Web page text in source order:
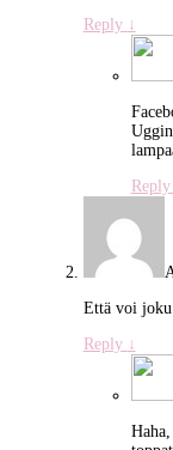
Reply ↓
Reply
Että voi
Reply ↓